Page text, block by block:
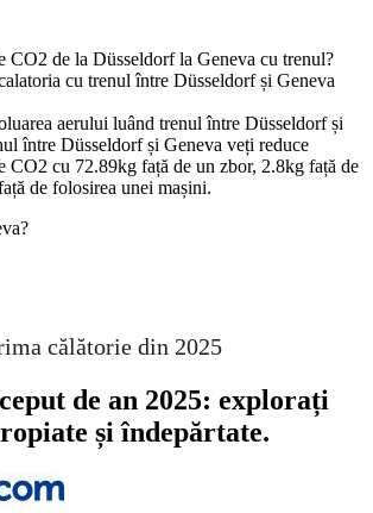
CO2 de la Düsseldorf la Geneva cu trenul?
cu trenul între Düsseldorf și Geneva
aerului luând trenul între Düsseldorf și
între Düsseldorf și Geneva veți reduce
CO2 cu 72.89kg față de un zbor, 2.8kg față de
de folosirea unei mașini.
călătorie din 2025
de an 2025: explorați
și îndepărtate.